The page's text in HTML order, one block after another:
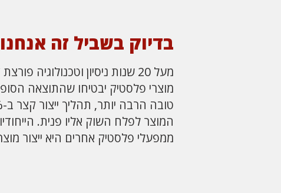
בדיוק בשביל זה
מעל 20 שנות ניסיון וטכנולוגיה
מוצרי פלסטיק יבטיחו שהתוצאה
המוצר לפלח השוק אליו פנית.
ממפעלי פלסטיק אחרים היא ייצור